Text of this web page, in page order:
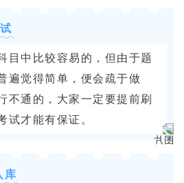
目中比较容易的，但由于题
遍觉得简单，便会疏于做
不通的，大家一定要提前刷
试才能有保证。
库